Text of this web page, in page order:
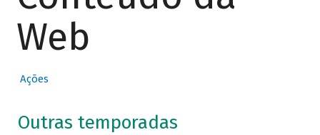
Web
Ações
Outras temporadas